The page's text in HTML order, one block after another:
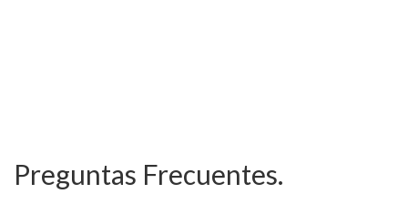
Preguntas Frecuentes.